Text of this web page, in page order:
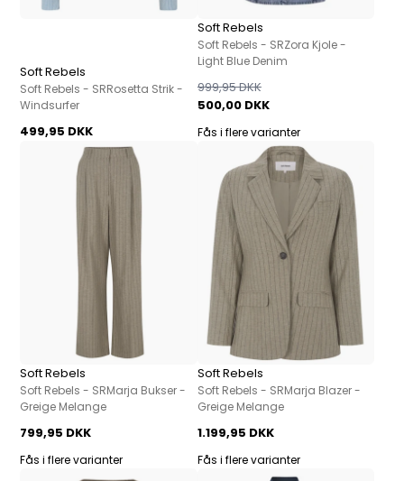
Soft Rebels
Soft Rebels - SRRosetta Strik -
Windsurfer
499,95 DKK
Soft Rebels
Soft Rebels - SRZora Kjole -
Light Blue Denim
500,00 DKK
999,95 DKK
Fås i flere varianter
Soft Rebels
Soft Rebels - SRMarja Bukser -
Greige Melange
799,95 DKK
Fås i flere varianter
Soft Rebels
Soft Rebels - SRMarja Blazer -
Greige Melange
1.199,95 DKK
Fås i flere varianter